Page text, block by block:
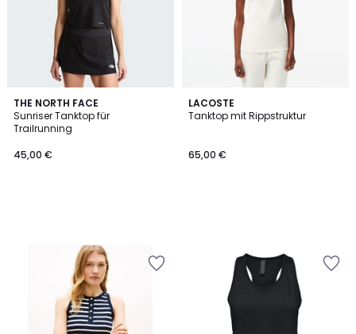
THE NORTH FACE
Sunriser Tanktop für
Trailrunning
45,00 €
LACOSTE
Tanktop mit Rippstruktur
65,00 €